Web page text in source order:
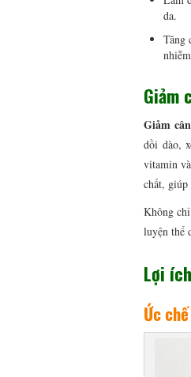
da.
Tăng
Giảm
Giảm
dồi dào,
vitamin
chất, giúp
Không
luyện thể
Lợi
Ức